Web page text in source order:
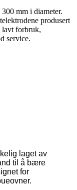
mm i diameter.
produsert
lavt forbruk,
service.
laget av
til å bære
for